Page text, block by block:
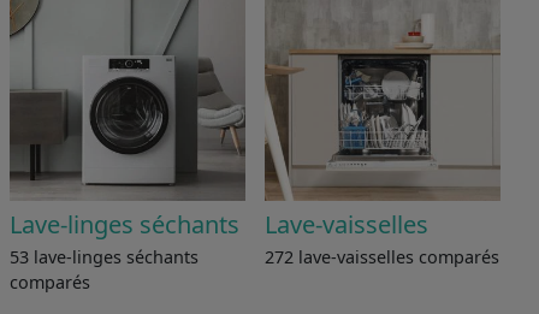
Lave-linges séchants
53 lave-linges séchants
comparés
Lave-vaisselles
272 lave-vaisselles comparés